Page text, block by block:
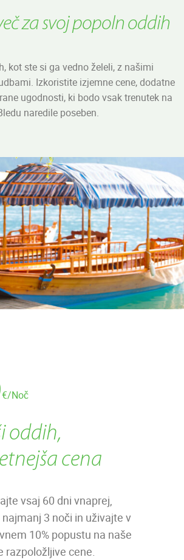
za svoj popoln oddih
kot ste si ga vedno želeli, z našimi
Izkoristite izjemne cene, dodatne
ugodnosti, ki bodo vsak trenutek na
naredile poseben.
€/Noč
oddih,
cena
vsaj 60 dni vnaprej,
3 noči in uživajte v
10% popustu na naše
razpoložljive cene.